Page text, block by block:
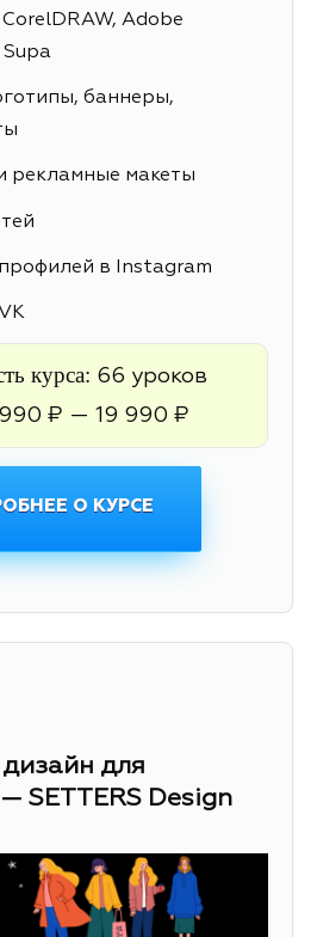
Adobe
баннеры,
рекламные макеты
в Instagram
курса: 66 уроков
990 ₽ — 19 990 ₽
О КУРСЕ
для
SETTERS Design